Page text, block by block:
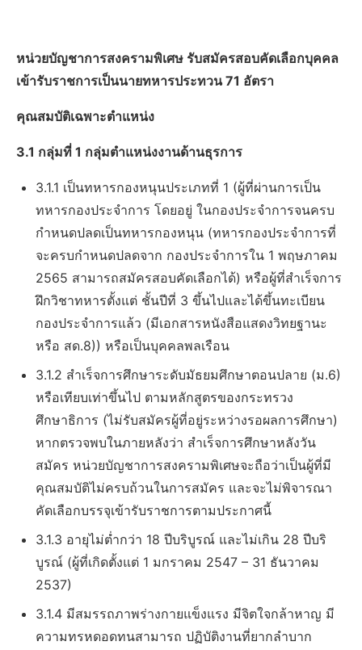
หน่วยบัญชาการสงครามพิเศษ รับสมัครสอบคัดเลือกบุคคล
เข้ารับราชการเป็นนายทหารประทวน 71 อัตรา
คุณสมบัติเฉพาะตำแหน่ง
3.1 กลุ่มที่ 1 กลุ่มตำแหน่งงานด้านธุรการ
3.1.1 เป็นทหารกองหนุนประเภทที่ 1 (ผู้ที่ผ่านการเป็น
ทหารกองประจำการ โดยอยู่ ในกองประจำการจนครบ
กำหนดปลดเป็นทหารกองหนุน (ทหารกองประจำการที่
จะครบกำหนดปลดจาก กองประจำการใน 1 พฤษภาคม
2565 สามารถสมัครสอบคัดเลือกได้) หรือผู้ที่สำเร็จการ
ฝึกวิชาทหารตั้งแต่ ชั้นปีที่ 3 ขึ้นไปและได้ขึ้นทะเบียน
กองประจำการแล้ว (มีเอกสารหนังสือแสดงวิทยฐานะ
หรือ สด.8)) หรือเป็นบุคคลพลเรือน
3.1.2 สำเร็จการศึกษาระดับมัธยมศึกษาตอนปลาย (ม.6)
หรือเทียบเท่าขึ้นไป ตามหลักสูตรของกระทรวง
ศึกษาธิการ (ไม่รับสมัครผู้ที่อยู่ระหว่างรอผลการศึกษา)
หากตรวจพบในภายหลังว่า สำเร็จการศึกษาหลังวัน
สมัคร หน่วยบัญชาการสงครามพิเศษจะถือว่าเป็นผู้ที่มี
คุณสมบัติไม่ครบถ้วนในการสมัคร และจะไม่พิจารณา
คัดเลือกบรรจุเข้ารับราชการตามประกาศนี้
3.1.3 อายุไม่ต่ำกว่า 18 ปีบริบูรณ์ และไม่เกิน 28 ปีบริ
บูรณ์ (ผู้ที่เกิดตั้งแต่ 1 มกราคม 2547 – 31 ธันวาคม
2537)
3.1.4 มีสมรรถภาพร่างกายแข็งแรง มีจิตใจกล้าหาญ มี
ความทรหดอดทนสามารถ ปฏิบัติงานที่ยากลำบาก